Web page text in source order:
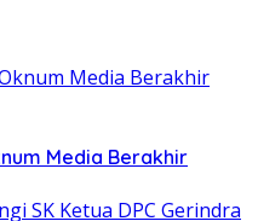
Media Berakhir